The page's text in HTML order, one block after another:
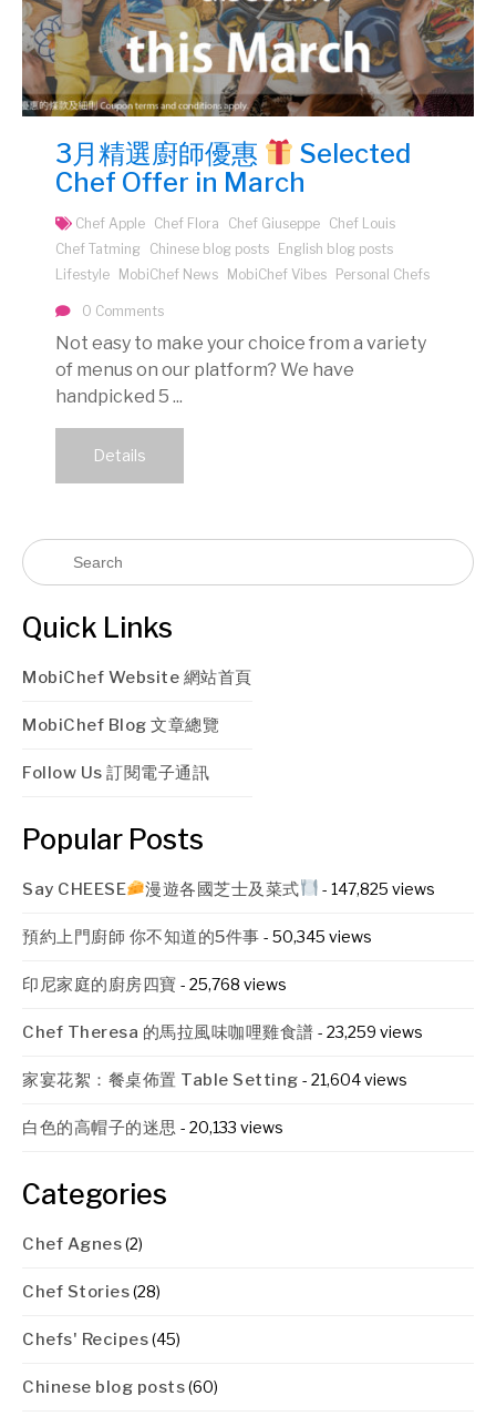
3月精選廚師優惠
Selected
Chef Offer in March
Chef Apple Chef Flora Chef Giuseppe Chef Louis
Chef Tatming
Chinese blog posts English blog posts
Lifestyle MobiChef News MobiChef Vibes Personal Chefs
0 Comments
Not easy to make your choice from a variety
of menus on our platform? We have
handpicked 5 ...
Details
Quick Links
MobiChef Website 網站首頁
MobiChef Blog 文章總覽
Follow Us 訂閱電子通訊
Popular Posts
Say CHEESE 漫遊各國芝士及菜式 - 147,825 views
預約上門廚師 你不知道的5件事 - 50,345 views
印尼家庭的廚房四寶 - 25,768 views
Chef Theresa 的馬拉風味咖哩雞食譜 - 23,259 views
家宴花絮：餐桌佈置 Table Setting - 21,604 views
白色的高帽子的迷思 - 20,133 views
Categories
Chef Agnes(2)
Chef Stories(28)
Chefs' Recipes(45)
Chinese blog posts(60)